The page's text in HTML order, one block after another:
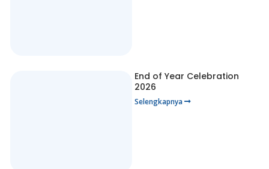
End of Year Celebration
2026
Selengkapnya